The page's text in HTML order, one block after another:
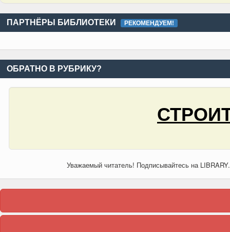
ПАРТНЁРЫ БИБЛИОТЕКИ РЕКОМЕНДУЕМ!
ОБРАТНО В РУБРИКУ?
Уважаемый читатель! Подписывайтесь на